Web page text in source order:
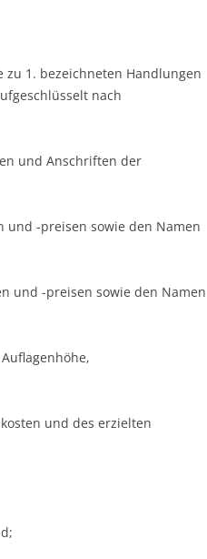
1. bezeichneten Handlungen
nach
und Anschriften der
und -preisen sowie den Namen
und -preisen sowie den Namen
und des erzielten